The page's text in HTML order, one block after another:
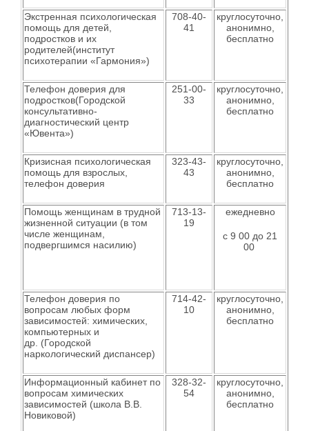
Экстренная психологическая
помощь для детей,
подростков и их
родителей(институт
психотерапии «Гармония»)
708-40-
41
круглосуточно,
анонимно,
бесплатно
Телефон доверия для
подростков(Городской
консультативно-
диагностический центр
«Ювента»)
251-00-
33
круглосуточно,
анонимно,
бесплатно
Кризисная психологическая
помощь для взрослых,
телефон доверия
323-43-
43
круглосуточно,
анонимно,
бесплатно
Помощь женщинам в трудной
жизненной ситуации (в том
числе женщинам,
подвергшимся насилию)
713-13-
19
ежедневно
с 9 00 до 21
00
Телефон доверия по
вопросам любых форм
зависимостей: химических,
компьютерных и
др. (Городской
наркологический диспансер)
714-42-
10
круглосуточно,
анонимно,
бесплатно
Информационный кабинет по
вопросам химических
зависимостей (школа В.В.
Новиковой)
328-32-
54
круглосуточно,
анонимно,
бесплатно